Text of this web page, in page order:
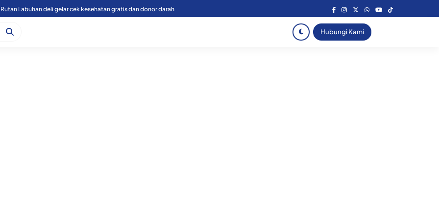
Rutan Labuhan deli gelar cek kesehatan gratis dan donor darah
Hubungi Kami